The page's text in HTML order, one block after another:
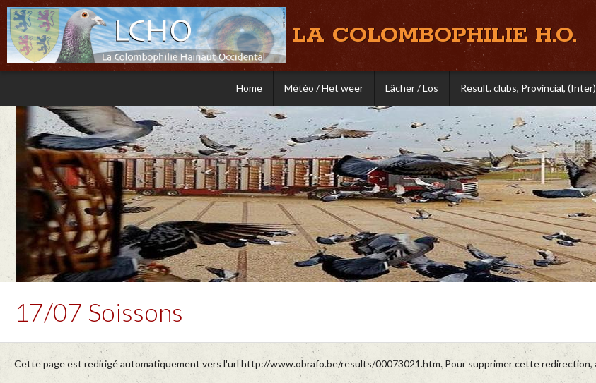
LA COLOMBOPHILIE H.O.
Home Météo / Het weer Lâcher / Los Result. clubs, Provincial,
17/07 Soissons
Cette page est redirigé automatiquement vers l'url http://www.obrafo.be/results/00073021.htm. Pour supprimer cette redirection,